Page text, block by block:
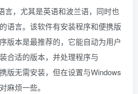
言，尤其是英语和波兰语，同时也
语言。该软件有安装程序和便携版
版本是最推荐的，它能自动为用户
合适的版本，并处理程序与
版无需安装，但在设置与Windows
麻烦一些。